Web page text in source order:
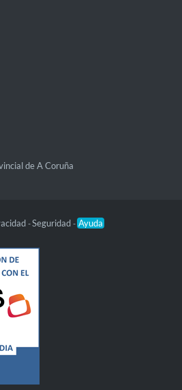
de A Coruña
-Seguridad - Ayuda